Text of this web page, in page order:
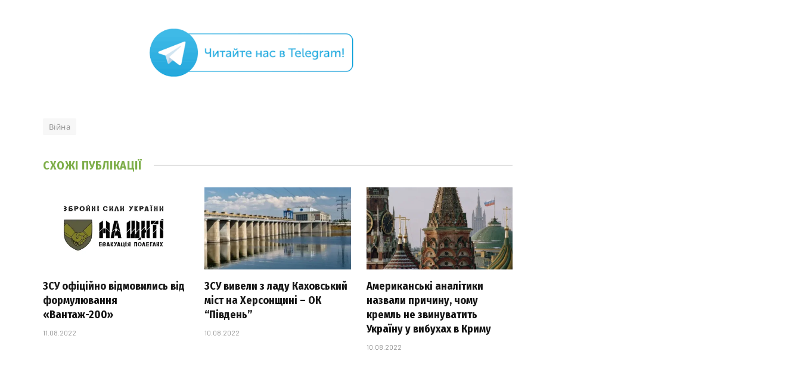
Війна
СХОЖІ ПУБЛІКАЦІЇ
ЗСУ офіційно відмовились від
формулювання
«Вантаж-200»
11.08.2022
ЗСУ вивели з ладу Каховський
міст на Херсонщині – ОК
“Південь”
10.08.2022
Американські аналітики
назвали причину, чому
кремль не звинуватить
Україну у вибухах в Криму
10.08.2022